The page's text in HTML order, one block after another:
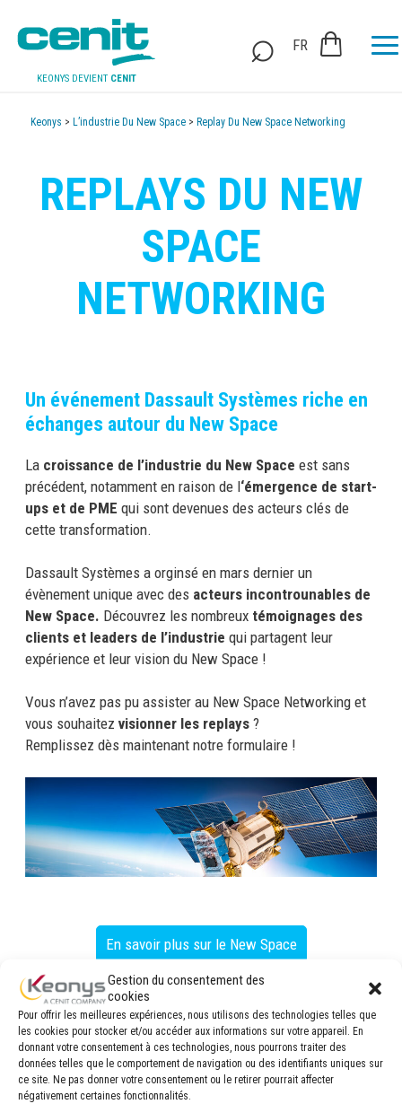
Gestion du consentement des
cookies
Pour offrir les meilleures expériences, nous utilisons des technologies telles que
les cookies pour stocker et/ou accéder aux informations sur votre appareil. En
donnant votre consentement à ces technologies, nous pourrons traiter des
données telles que le comportement de navigation ou des identifiants uniques sur
ce site. Ne pas donner votre consentement ou le retirer pourrait affecter
négativement certaines fonctionnalités.
KEONYS DEVIENT CENIT
FR
Keonys > L’industrie Du New Space > Replay Du New Space Networking
REPLAYS DU NEW
SPACE
NETWORKING
Un événement Dassault Systèmes riche en
échanges autour du New Space
Lacroissance de l’industrie du New Space est sans
précédent, notamment en raison de l‘émergence de start-
ups et de PME qui sont devenues des acteurs clés de
cette transformation.
Dassault Systèmes a orginsé en mars dernier un
évènement unique avec des acteurs incontrounables de
New Space. Découvrez les nombreux témoignages des
clients et leaders de l’industrie qui partagent leur
expérience et leur vision du New Space !
Vous n’avez pas pu assister au New Space Networking et
vous souhaitez visionner les replays?
Remplissez dès maintenant notre formulaire !
En savoir plus sur le New Space
Prénom *